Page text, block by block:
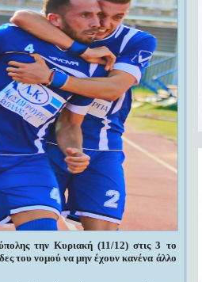
την Κυριακή (11/12) στις 3 το
του νομού να μην έχουν κανένα άλλο